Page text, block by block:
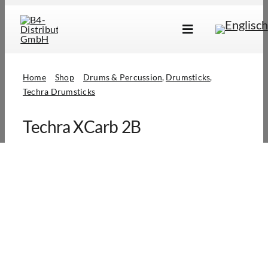
content
Toggle
Home Shop Drums & Percussion Drumsticks
Techra Drumsticks
Techra XCarb 2B